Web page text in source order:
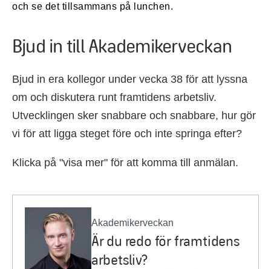
och se det tillsammans på lunchen.
Bjud in till Akademikerveckan
Bjud in era kollegor under vecka 38 för att lyssna
om och diskutera runt framtidens arbetsliv.
Utvecklingen sker snabbare och snabbare, hur gör
vi för att ligga steget före och inte springa efter?
Klicka på "visa mer" för att komma till anmälan.
Akademikerveckan
Är du redo för framtidens
arbetsliv?